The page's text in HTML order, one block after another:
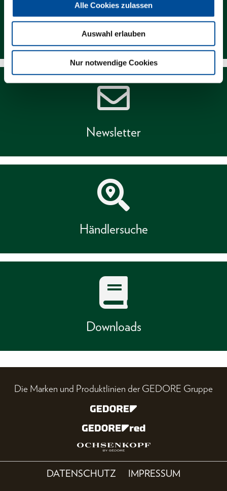
Alle Cookies zulassen
Auswahl erlauben
Nur notwendige Cookies
Kontakt
Newsletter
Händlersuche
Downloads
Die Marken und Produktlinien der GEDORE Gruppe
DATENSCHUTZ IMPRESSUM